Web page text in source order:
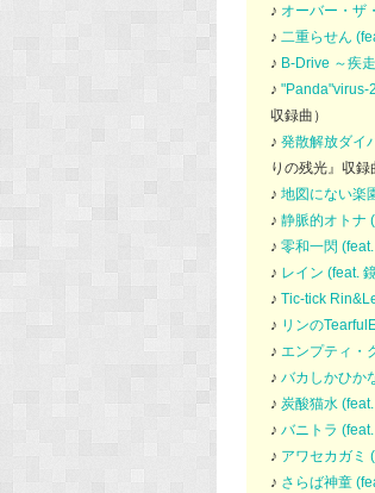
♪ オーバー・ザ
♪ 二重らせん
♪ B-Drive ～疾
♪ "Panda"virus-
収録曲）
♪ 発散解放ダイ
りの残光』収録
♪ 地図にない楽
♪ 静脈的オトナ
♪ 零和一閃
♪ レイン (feat.
♪ Tic-tick
♪ リンの
♪ エンプティ・
♪ バカしかひか
♪ 炭酸猫水
♪ バニトラ
♪ アワセカガミ
♪ さらば神童